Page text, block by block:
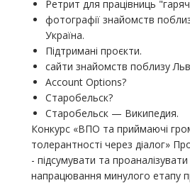
Ретрит для працівниць
фотографії знайомств
Україна.
Підтримані проєкти.
сайти знайомств поблизу
Account Options?
Старобельск?
Старобельск — Википедия.
Конкурс «ВПО та приймаючі
толерантності через діалог»
- підсумувати та проаналізувати
напрацювання минулого етапу